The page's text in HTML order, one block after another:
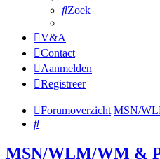
Zoek
V&A
Contact
Aanmelden
Registreer
Forumoverzicht MSN/
Zoek
MSN/WLM/WM &